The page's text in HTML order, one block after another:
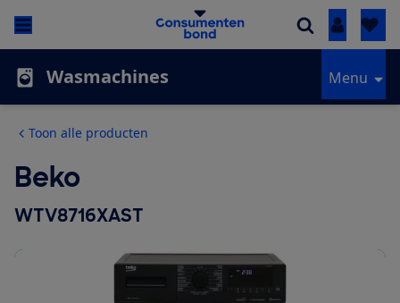
Inloggen
Wasmachines Menu
Toon alle producten
Beko
WTV8716XAST